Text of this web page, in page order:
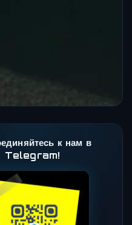
к нам в
Telegram!